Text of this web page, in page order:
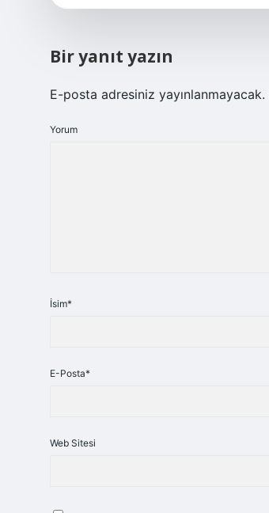
Bir yanıt yazın
E-posta adresiniz yayınlanmayacak.
Yorum
İsim*
E-Posta*
Web Sitesi